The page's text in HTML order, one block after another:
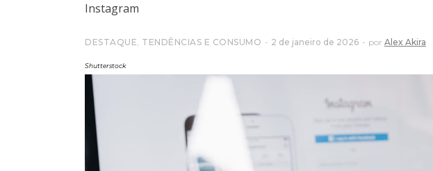
Instagram
DESTAQUE, TENDÊNCIAS E CONSUMO 2 de janeiro de 2026 por Alex Akira
Shutterstock